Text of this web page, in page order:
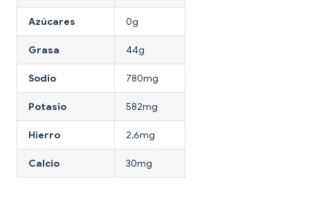
Azúcares 0g
Grasa 44g
Sodio 780mg
Potasio 582mg
Hierro 2,6mg
Calcio 30mg